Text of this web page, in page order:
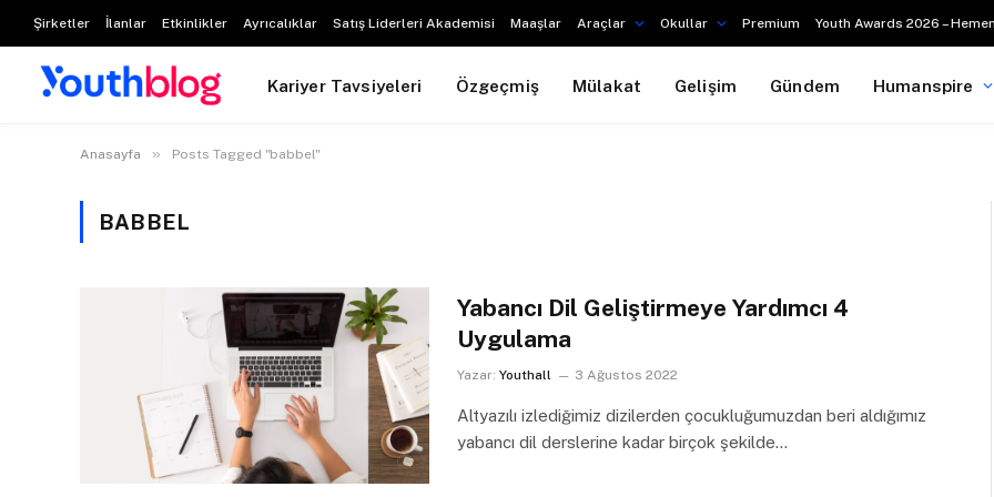
Şirketler İlanlar Etkinlikler Ayrıcalıklar Satış Liderleri Akademisi Maaşlar Araçlar Okullar Premium Youth Awards 2026 –
Kariyer Tavsiyeleri Özgeçmiş Mülakat Gelişim Gündem Humanspire
Anasayfa » Posts Tagged "babbel"
BABBEL
Yabancı Dil Geliştirmeye Yardımcı 4
Uygulama
Yazar: Youthall 3 Ağustos 2022
Altyazılı izlediğimiz dizilerden çocukluğumuzdan beri aldığımız
yabancı dil derslerine kadar birçok şekilde…